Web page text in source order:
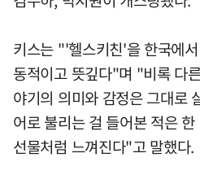
키스는 "'헬스키친'을 한국에
동적이고 뜻깊다"며 "비록 다
야기의 의미와 감정은 그대로
어로 불리는 걸 들어본 적은
선물처럼 느껴진다"고 말했다.